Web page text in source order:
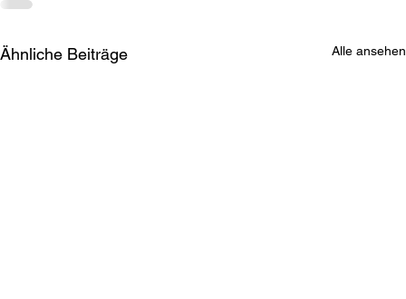
Ähnliche Beiträge Alle ansehen